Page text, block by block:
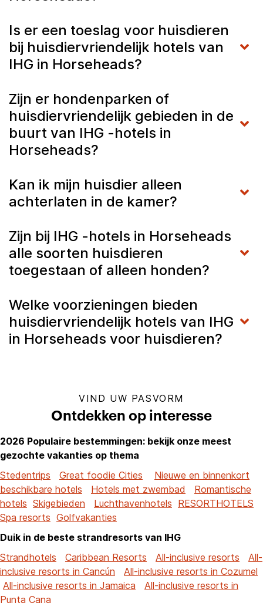
Is er een toeslag voor huisdieren
bij huisdiervriendelijk hotels van
IHG in Horseheads?
Zijn er hondenparken of
huisdiervriendelijk gebieden in de
buurt van IHG -hotels in
Horseheads?
Kan ik mijn huisdier alleen
achterlaten in de kamer?
Zijn bij IHG -hotels in Horseheads
alle soorten huisdieren
toegestaan of alleen honden?
Welke voorzieningen bieden
huisdiervriendelijk hotels van IHG
in Horseheads voor huisdieren?
VIND UW PASVORM
Ontdekken op interesse
2026 Populaire bestemmingen: bekijk onze meest
gezochte vakanties op thema
Stedentrips
Great foodie Cities
Nieuwe en binnenkort
beschikbare hotels
Hotels met zwembad
Romantische
hotels Skigebieden Luchthavenhotels RESORTHOTELS
Spa resorts Golfvakanties
Duik in de beste strandresorts van IHG
Strandhotels
Caribbean Resorts All-inclusive resorts
All-
inclusive resorts in Cancún
All-inclusive resorts in Cozumel
All-inclusive resorts in Jamaica
All-inclusive resorts in
Punta Cana